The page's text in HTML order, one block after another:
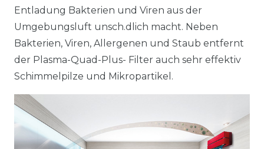
Entladung Bakterien und Viren aus der
Umgebungsluft unsch.dlich macht. Neben
Bakterien, Viren, Allergenen und Staub entfernt
der Plasma-Quad-Plus- Filter auch sehr effektiv
Schimmelpilze und Mikropartikel.